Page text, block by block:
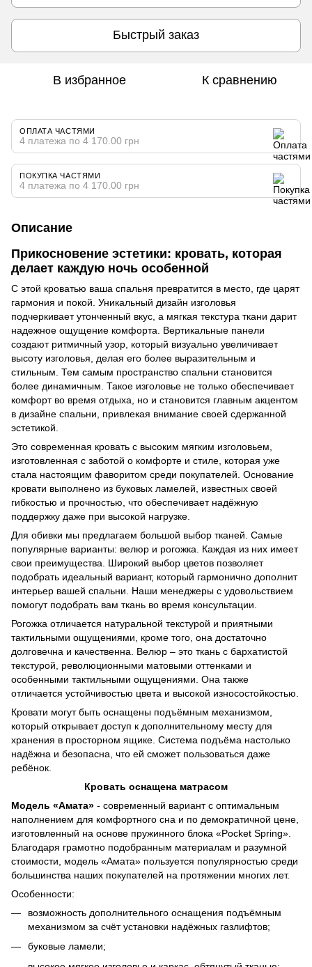
Быстрый заказ
В избранное К сравнению
ОПЛАТА ЧАСТЯМИ
4 платежа по 4 170.00 грн
ПОКУПКА ЧАСТЯМИ
4 платежа по 4 170.00 грн
Описание
Прикосновение эстетики: кровать, которая
делает каждую ночь особенной
С этой кроватью ваша спальня превратится в место, где царят
гармония и покой. Уникальный дизайн изголовья
подчеркивает утонченный вкус, а мягкая текстура ткани дарит
надежное ощущение комфорта. Вертикальные панели
создают ритмичный узор, который визуально увеличивает
высоту изголовья, делая его более выразительным и
стильным. Тем самым пространство спальни становится
более динамичным. Такое изголовье не только обеспечивает
комфорт во время отдыха, но и становится главным акцентом
в дизайне спальни, привлекая внимание своей сдержанной
эстетикой.
Это современная кровать с высоким мягким изголовьем,
изготовленная с заботой о комфорте и стиле, которая уже
стала настоящим фаворитом среди покупателей. Основание
кровати выполнено из буковых ламелей, известных своей
гибкостью и прочностью, что обеспечивает надёжную
поддержку даже при высокой нагрузке.
Для обивки мы предлагаем большой выбор тканей. Самые
популярные варианты: велюр и рогожка. Каждая из них имеет
свои преимущества. Широкий выбор цветов позволяет
подобрать идеальный вариант, который гармонично дополнит
интерьер вашей спальни. Наши менеджеры с удовольствием
помогут подобрать вам ткань во время консультации.
Рогожка отличается натуральной текстурой и приятными
тактильными ощущениями, кроме того, она достаточно
долговечна и качественна. Велюр – это ткань с бархатистой
текстурой, революционными матовыми оттенками и
особенными тактильными ощущениями. Она также
отличается устойчивостью цвета и высокой износостойкостью.
Кровати могут быть оснащены подъёмным механизмом,
который открывает доступ к дополнительному месту для
хранения в просторном ящике. Система подъёма настолько
надёжна и безопасна, что ей сможет пользоваться даже
ребёнок.
Кровать оснащена матрасом
Модель «Амата» - современный вариант с оптимальным
наполнением для комфортного сна и по демократичной цене,
изготовленный на основе пружинного блока «Pocket Spring».
Благодаря грамотно подобранным материалам и разумной
стоимости, модель «Амата» пользуется популярностью среди
большинства наших покупателей на протяжении многих лет.
Особенности:
возможность дополнительного оснащения подъёмным
механизмом за счёт установки надёжных газлифтов;
буковые ламели;